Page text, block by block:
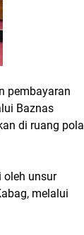
pembayaran
Baznas
di ruang pola
oleh unsur
melalui